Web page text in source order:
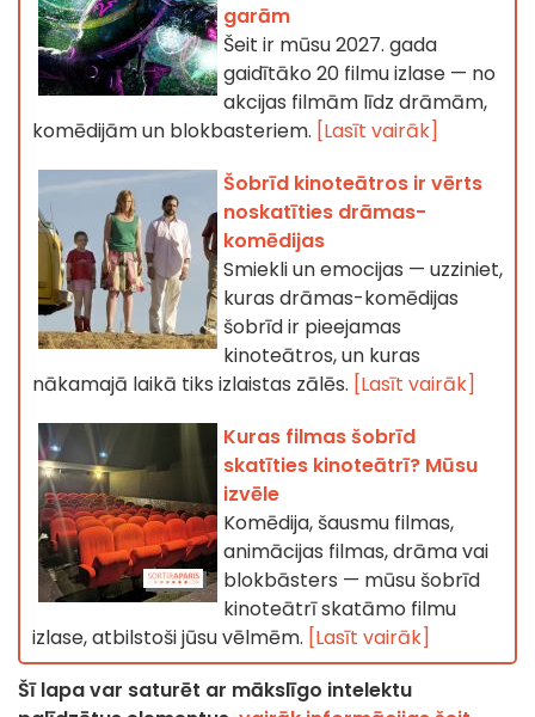
garām
Šeit ir mūsu 2027. gada
gaidītāko 20 filmu izlase — no
akcijas filmām līdz drāmām,
komēdijām un blokbasteriem. [Lasīt vairāk]
Šobrīd kinoteātros ir vērts
noskatīties drāmas-
komēdijas
Smiekli un emocijas — uzziniet,
kuras drāmas-komēdijas
šobrīd ir pieejamas
kinoteātros, un kuras
nākamajā laikā tiks izlaistas zālēs. [Lasīt vairāk]
Kuras filmas šobrīd
skatīties kinoteātrī? Mūsu
izvēle
Komēdija, šausmu filmas,
animācijas filmas, drāma vai
blokbāsters — mūsu šobrīd
kinoteātrī skatāmo filmu
izlase, atbilstoši jūsu vēlmēm. [Lasīt vairāk]
Šī lapa var saturēt ar mākslīgo intelektu